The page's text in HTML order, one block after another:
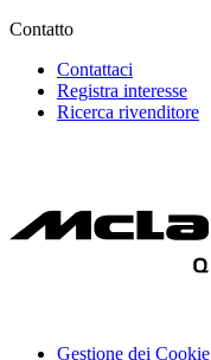
Contatto
Contattaci
Registra interesse
Ricerca rivenditore
Gestione dei Cookie